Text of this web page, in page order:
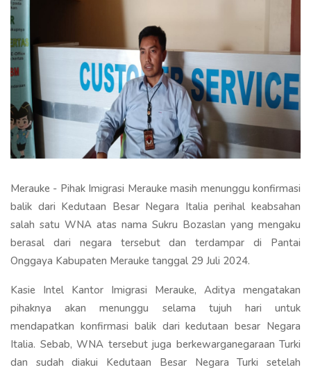
Merauke - Pihak Imigrasi Merauke masih menunggu konfirmasi
balik dari Kedutaan Besar Negara Italia perihal keabsahan
salah satu WNA atas nama Sukru Bozaslan yang mengaku
berasal dari negara tersebut dan terdampar di Pantai
Onggaya Kabupaten Merauke tanggal 29 Juli 2024.
Kasie Intel Kantor Imigrasi Merauke, Aditya mengatakan
pihaknya akan menunggu selama tujuh hari untuk
mendapatkan konfirmasi balik dari kedutaan besar Negara
Italia. Sebab, WNA tersebut juga berkewarganegaraan Turki
dan sudah diakui Kedutaan Besar Negara Turki setelah